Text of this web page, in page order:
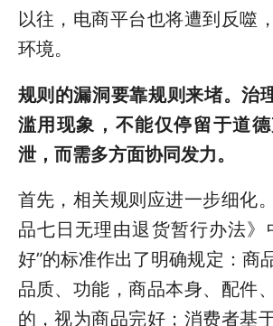
以往，电商平台也将遭到反噬
环境。
规则的漏洞要靠规则来堵。治
滥用现象，不能仅停留于道
泄，而需多方面协同发力。
首先，相关规则应进一步细化
品七日无理由退货暂行办法》
好”的标准作出了明确规定：商
品质、功能，商品本身、配件
的，视为商品完好；消费者基